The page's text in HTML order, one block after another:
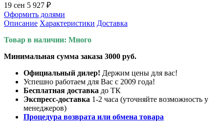
19 сен 5 927 ₽
Оформить долями
Описание Характеристики Доставка
Товар в наличии: Много
Минимальная сумма заказа 3000 руб.
Официальный дилер! Держим цены для вас!
Успешно работаем для Вас с 2009 года!
Бесплатная доставка до ТК
Экспресс-доставка 1-2 часа (уточняйте возможность у
менеджеров)
Процедура возврата или обмена товара